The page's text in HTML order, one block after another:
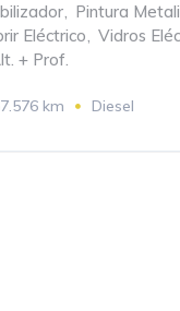
, Pintura
Eléctrico, Vidros
+ Prof.
km Diesel